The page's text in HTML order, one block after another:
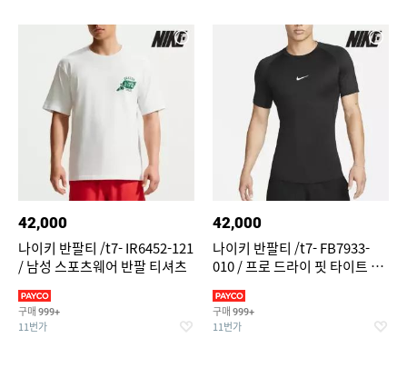
42,000
나이키 반팔티 /t7- IR6452-121
/ 남성 스포츠웨어 반팔 티셔츠
구매 999+
11번가
42,000
나이키 반팔티 /t7- FB7933-
010 / 프로 드라이 핏 타이트 반
구매 999+
11번가